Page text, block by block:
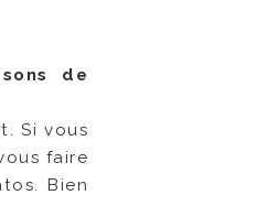
de
Si vous
faire
Bien